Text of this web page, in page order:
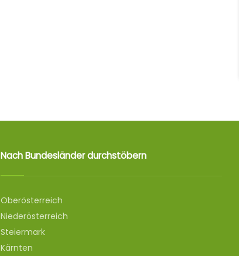
Nach Bundesländer durchstöbern
Oberösterreich
Niederösterreich
Steiermark
Kärnten